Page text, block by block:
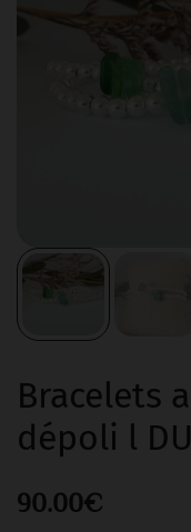
Bracelets
dépoli l
90.00€